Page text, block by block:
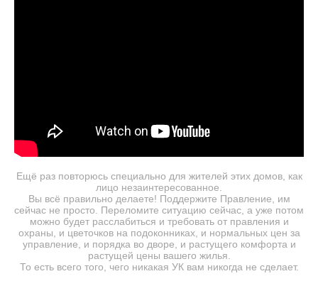
Ещё раз повторюсь специально для жителей этих домов, как
лицо незаинтересованное.
Вы всё правильно делаете! Поддержите Правление, им
сейчас не просто. Переломите ситуацию сейчас, а уже потом
можно будет расслабиться и требовать от правления и
охраны, и цветочков на подоконниках, и нормальных цен за
управление, и порядка во дворе, и растущего комфорта и
растущей цены вашего жилья.
То есть всего того, чего никакая УК вам никогда не сделает.